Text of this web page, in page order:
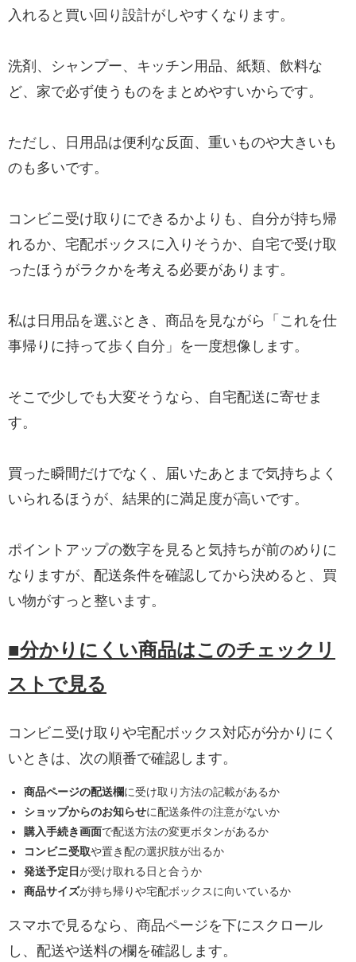
入れると買い回り設計がしやすくなります。
洗剤、シャンプー、キッチン用品、紙類、飲料な
ど、家で必ず使うものをまとめやすいからです。
ただし、日用品は便利な反面、重いものや大きいも
のも多いです。
コンビニ受け取りにできるかよりも、自分が持ち帰
れるか、宅配ボックスに入りそうか、自宅で受け取
ったほうがラクかを考える必要があります。
私は日用品を選ぶとき、商品を見ながら「これを仕
事帰りに持って歩く自分」を一度想像します。
そこで少しでも大変そうなら、自宅配送に寄せま
す。
買った瞬間だけでなく、届いたあとまで気持ちよく
いられるほうが、結果的に満足度が高いです。
ポイントアップの数字を見ると気持ちが前のめりに
なりますが、配送条件を確認してから決めると、買
い物がすっと整います。
■分かりにくい商品はこのチェックリ
ストで見る
コンビニ受け取りや宅配ボックス対応が分かりにく
いときは、次の順番で確認します。
商品ページの配送欄に受け取り方法の記載があるか
ショップからのお知らせに配送条件の注意がないか
購入手続き画面で配送方法の変更ボタンがあるか
コンビニ受取や置き配の選択肢が出るか
発送予定日が受け取れる日と合うか
商品サイズが持ち帰りや宅配ボックスに向いているか
スマホで見るなら、商品ページを下にスクロール
し、配送や送料の欄を確認します。